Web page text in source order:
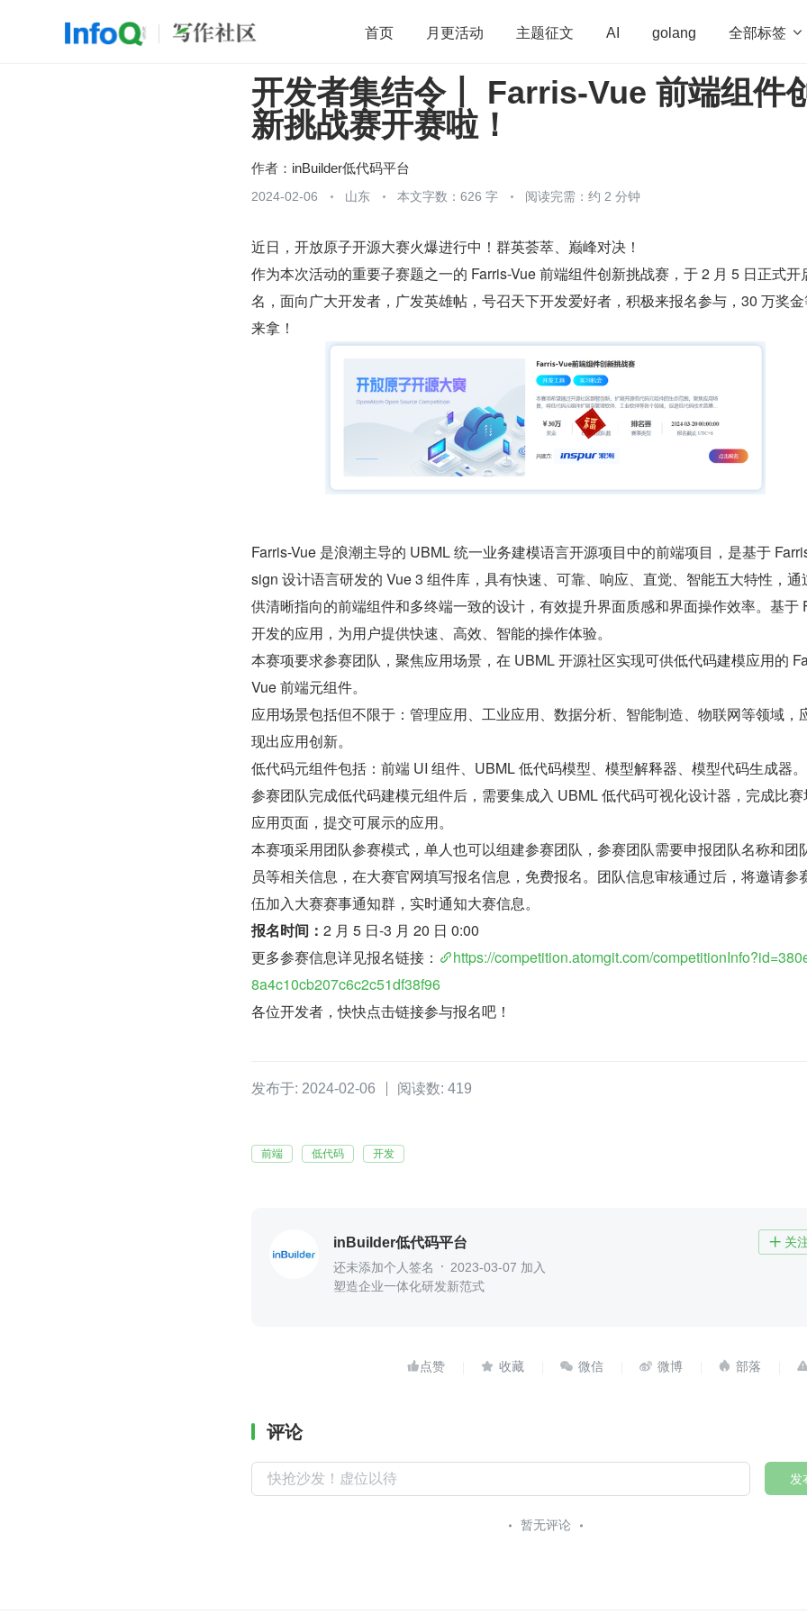
首页 月更活动 主题征文 AI golang 全部标签 
开源 架构 OpenHarmony 算法 学习方法 Web3.0 高
团队管理 程序员 运维
开发者集结令丨 Farris-Vue 前端组件
新挑战赛开赛啦！
作者： inBuilder低代码平台
2024-02-06 山东 本文字数：626 字 阅读完需：约 2 分钟
近日，开放原子开源大赛火爆进行中！群英荟萃、巅峰对决！
作为本次活动的重要子赛题之一的 Farris-Vue 前端组件创新挑战赛，于 2 月 5 日正式开
名，面向广大开发者，广发英雄帖，号召天下开发爱好者，积极来报名参与，30 万奖
来拿！
Farris-Vue 是浪潮主导的 UBML 统一业务建模语言开源项目中的前端项目，是基于
sign 设计语言研发的 Vue 3 组件库，具有快速、可靠、响应、直觉、智能五大特性，通
供清晰指向的前端组件和多终端一致的设计，有效提升界面质感和界面操作效率。基于
开发的应用，为用户提供快速、高效、智能的操作体验。
本赛项要求参赛团队，聚焦应用场景，在 UBML 开源社区实现可供低代码建模应用的
Vue 前端元组件。
应用场景包括但不限于：管理应用、工业应用、数据分析、智能制造、物联网等领域，
现出应用创新。
低代码元组件包括：前端 UI 组件、UBML 低代码模型、模型解释器、模型代码生成器。
参赛团队完成低代码建模元组件后，需要集成入 UBML 低代码可视化设计器，完成比
应用页面，提交可展示的应用。
本赛项采用团队参赛模式，单人也可以组建参赛团队，参赛团队需要申报团队名称和团
员等相关信息，在大赛官网填写报名信息，免费报名。团队信息审核通过后，将邀请参
伍加入大赛赛事通知群，实时通知大赛信息。
报名时间： 2 月 5 日-3 月 20 日 0:00
更多参赛信息详见报名链接：
https://competition.atomgit.com/
8a4c10cb207c6c2c51df38f96
各位开发者，快快点击链接参与报名吧！
发布于: 2024-02-06 阅读数: 419
前端 低代码 开发
inBuilder低代码平台  关
还未添加个人签名
2023-03-07 加入
塑造企业一体化研发新范式
    
评论
发
暂无评论